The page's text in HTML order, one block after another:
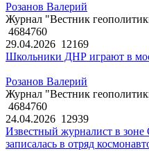
Розанов Валерий
Журнал "Вестник
4684760
29.04.2026 12169
Школьники ДНР играют в
Розанов Валерий
Журнал "Вестник
4684760
24.04.2026 12939
Известный журналист в
записалась в отряд